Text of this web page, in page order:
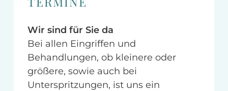
Wir sind für Sie da
Bei allen Eingriffen und
Behandlungen, ob kleinere oder
größere, sowie auch bei
Unterspritzungen, ist uns ein